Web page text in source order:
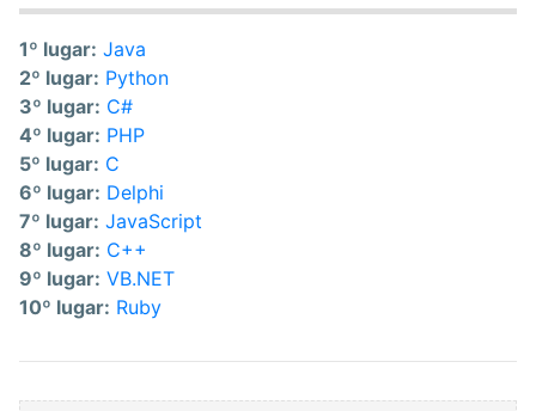
1º lugar: Java
2º lugar: Python
3º lugar: C#
4º lugar: PHP
5º lugar: C
6º lugar: Delphi
7º lugar: JavaScript
8º lugar: C++
9º lugar: VB.NET
10º lugar: Ruby